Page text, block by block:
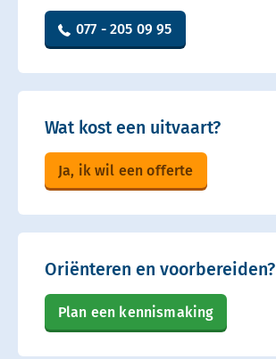
077 - 205 09 95
Wat kost een uitvaart?
Ja, ik wil een offerte
Oriënteren en voorbereiden?
Plan een kennismaking